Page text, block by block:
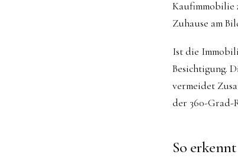
Kaufimmobilie
Zuhause am
Ist die
Besichtigung.
vermeidet
der 360-Grad-
So